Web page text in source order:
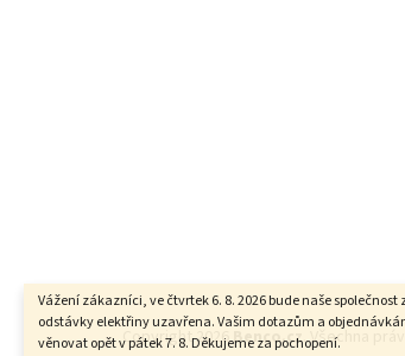
Vážení zákazníci, ve čtvrtek 6. 8. 2026 bude naše
odstávky elektřiny uzavřena. Vašim dotazům a
věnovat opět v pátek 7. 8. Děkujeme za pochopení.
Copyright 2026Benco.cz. Všechna